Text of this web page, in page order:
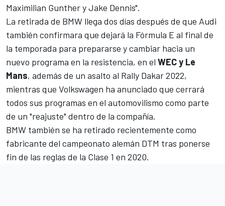
Maximilian Gunther y Jake Dennis".
La retirada de BMW llega dos días después de que Audi
también confirmara que dejará la Fórmula E al final de
la temporada para prepararse y cambiar hacia un
nuevo programa en la resistencia, en el WEC y Le
Mans, además de un asalto al Rally Dakar 2022,
mientras que Volkswagen ha anunciado que cerrará
todos sus programas en el automovilismo como parte
de un "reajuste" dentro de la compañía.
BMW también se ha retirado recientemente como
fabricante del campeonato alemán DTM tras ponerse
fin de las reglas de la Clase 1 en 2020.